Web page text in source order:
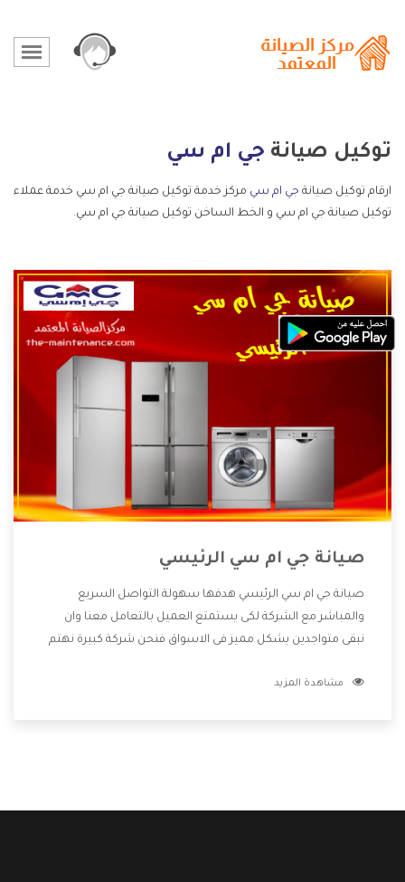
توكيل صيانة جي ام سي
ارقام توكيل صيانة جي ام سي مركز خدمة توكيل صيانة جي ام سي خدمة عملاء
توكيل صيانة جي ام سي و الخط الساخن توكيل صيانة جي ام سي.
صيانة جي ام سي الرئيسي
صيانة جي ام سي الرئيسي هدفها سهولة التواصل السريع
والمباشر مع الشركة لكى يستمتع العميل بالتعامل معنا وان
نبقى متواجدين بشكل مميز فى الاسواق فنحن شركة كبيرة نهتم
الشركة بها والتى تكون منها خدمة الصيانة التى تكون من أهم
مشاهدة المزيد